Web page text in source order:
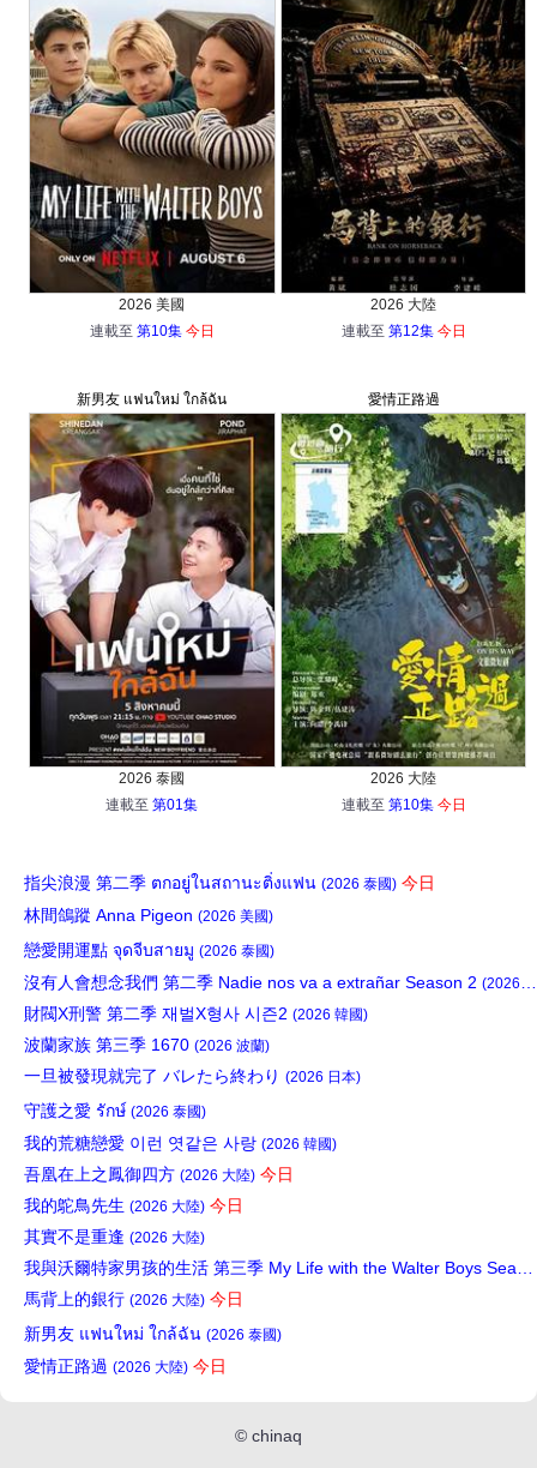
2026 美國
連載至 第10集 今日
2026 大陸
連載至 第12集 今日
新男友 แฟนใหม่ ใกล้ฉัน
2026 泰國
連載至第01集
愛情正路過
2026 大陸
連載至 第10集 今日
指尖浪漫 第二季 ตกอยู่ในสถานะติ่งแฟน (2026 泰國) 今日
林間鴿蹤 Anna Pigeon (2026 美國)
戀愛開運點 จุดจีบสายมู (2026 泰國)
沒有人會想念我們 第二季 Nadie nos va a extrañar Season 2 (2026 墨西哥)
財閥X刑警 第二季 재벌X형사 시즌2 (2026 韓國)
波蘭家族 第三季 1670 (2026 波蘭)
一旦被發現就完了 バレたら終わり (2026 日本)
守護之愛 รักษ์ (2026 泰國)
我的荒糖戀愛 이런 엿같은 사랑 (2026 韓國)
吾凰在上之鳳御四方 (2026 大陸) 今日
我的鴕鳥先生 (2026 大陸) 今日
其實不是重逢 (2026 大陸)
馬背上的銀行 (2026 大陸) 今日
新男友 แฟนใหม่ ใกล้ฉัน (2026 泰國)
愛情正路過 (2026 大陸) 今日
© chinaq